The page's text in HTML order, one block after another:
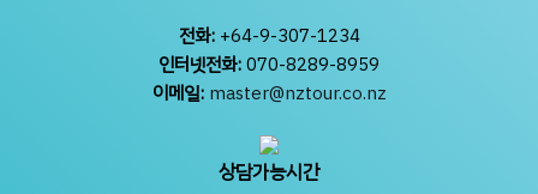
전화:+64-9-307-1234
인터넷전화:070-8289-8959
이메일: master@nztour.co.nz
상담가능시간